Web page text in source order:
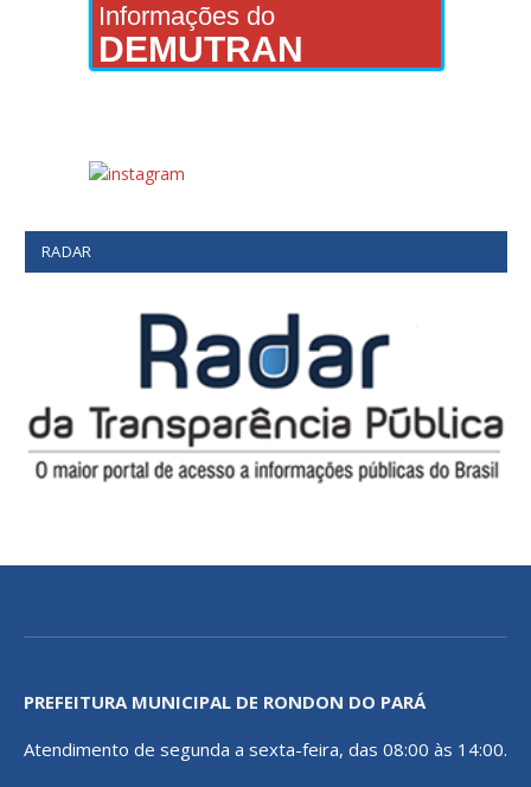
Informações do
DEMUTRAN
RADAR
PREFEITURA MUNICIPAL DE RONDON DO PARÁ
Atendimento de segunda a sexta-feira, das 08:00 às 14:00.